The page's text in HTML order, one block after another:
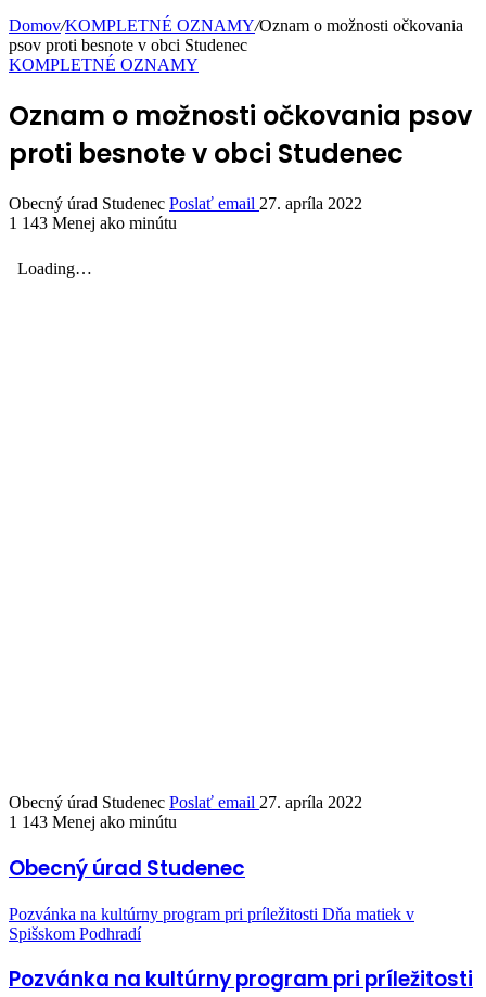
Domov/KOMPLETNÉ OZNAMY/Oznam o možnosti očkovania
psov proti besnote v obci Studenec
KOMPLETNÉ OZNAMY
Oznam o možnosti očkovania psov
proti besnote v obci Studenec
Obecný úrad Studenec Poslať email 27. apríla 2022
1 143 Menej ako minútu
Obecný úrad Studenec Poslať email 27. apríla 2022
1 143 Menej ako minútu
Obecný úrad Studenec
Pozvánka na kultúrny program pri príležitosti Dňa matiek v
Spišskom Podhradí
Pozvánka na kultúrny program pri príležitosti